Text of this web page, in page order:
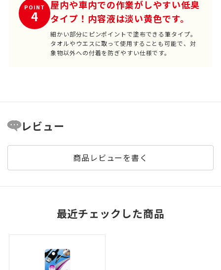
POINT
4
屋内や車内での作業がしやすい低臭
タイプ！内容液は淡い黄色です。
細かい部分にピンポイントで塗布できる筆タイプ。
タオルやウエスに取って使用することも可能で、対
象物以外への付着を防ぎやすい仕様です。
レビュー
商品レビューを書く
最近チェックした商品